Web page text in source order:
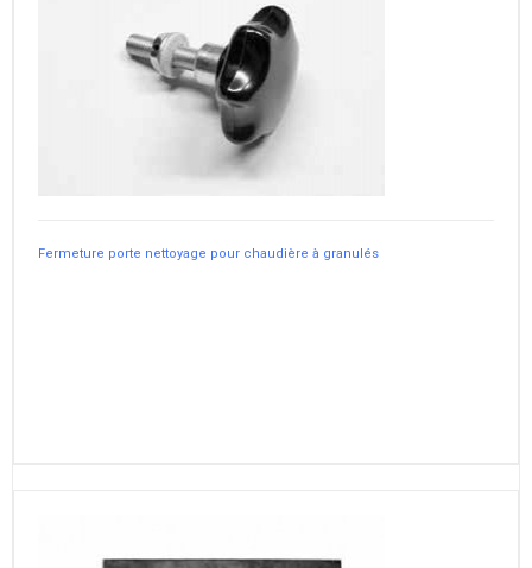
Fermeture porte nettoyage pour chaudière à granulés